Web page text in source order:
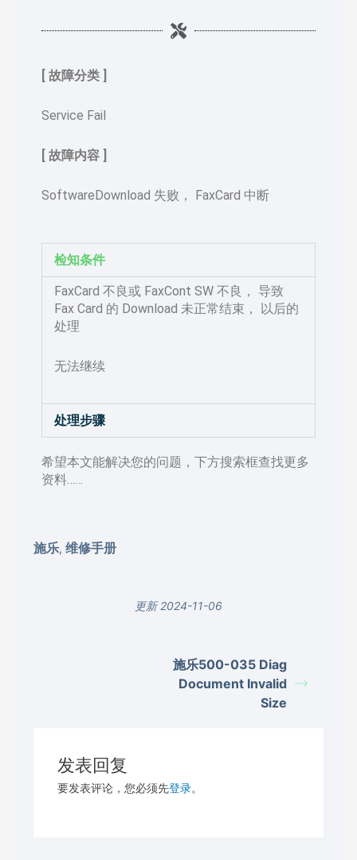
[ 故障分类 ]
Service Fail
[ 故障内容 ]
SoftwareDownload 失败， FaxCard 中断
检知条件
FaxCard 不良或 FaxCont SW 不良， 导致
Fax Card 的 Download 未正常结束， 以后的
处理
无法继续
处理步骤
希望本文能解决您的问题，下方搜索框查找更多
资料……
施乐,维修手册
更新 2024-11-06
施乐500-035 Diag
Document Invalid
Size
发表回复
要发表评论，您必须先登录。